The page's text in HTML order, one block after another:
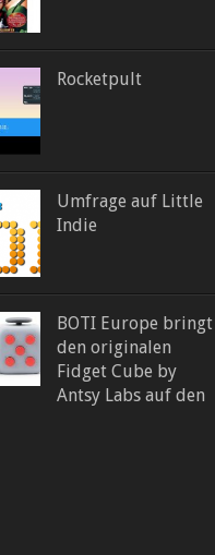
Rocketpult
Umfrage auf Little
Indie
BOTI Europe bringt
den originalen
Fidget Cube by
Antsy Labs auf den